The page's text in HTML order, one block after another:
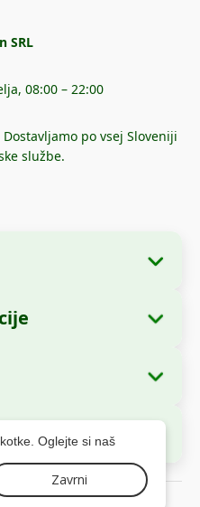
Oglejte si naš
Zavrni
SRL
08:00 – 22:00
Dostavljamo po vsej Sloveniji
službe.
nr. 97, Sector 4,
pravice pridržane